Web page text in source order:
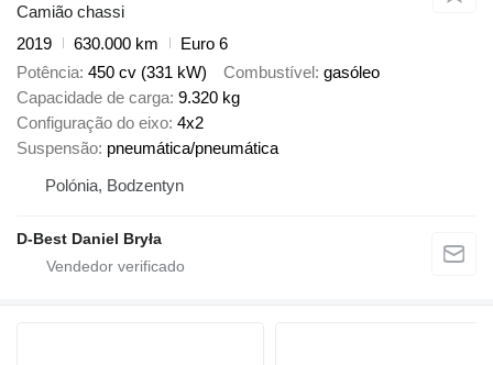
Camião chassi
2019
630.000 km
Euro 6
Potência 450 cv (331 kW) Combustível gasóleo
Capacidade de carga 9.320 kg
Configuração do eixo 4x2
Suspensão pneumática/pneumática
Polónia, Bodzentyn
D-Best Daniel Bryła